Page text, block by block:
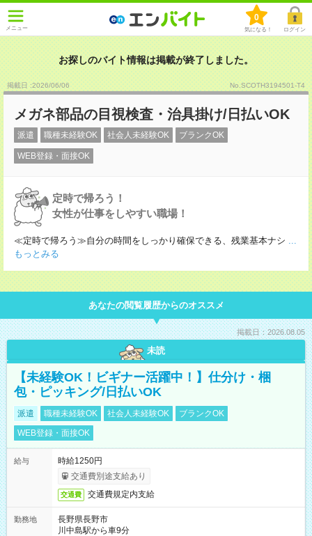
メニュー
0
気になる！ ログイン
お探しのバイト情報は掲載が終了しました。
掲載日 :2026/06/06 No.SCOTH3194501-T4
メガネ部品の目視検査・治具掛け/日払いOK
派遣 職種未経験OK 社会人未経験OK ブランクOK
WEB登録・面接OK
定時で帰ろう！
女性が仕事をしやすい職場！
≪定時で帰ろう≫自分の時間をしっかり確保できる、残業基本ナシ ...
もっとみる
あなたの閲覧履歴からのオススメ
掲載日：2026.08.05
未読
【未経験OK！ビギナー活躍中！】仕分け・梱
包・ピッキング/日払いOK
派遣 職種未経験OK 社会人未経験OK
ブランクOK
WEB登録・面接OK
給与
時給1250円
交通費別途支給あり
交通費 交通費規定内支給
勤務地
長野県長野市
川中島駅から車9分